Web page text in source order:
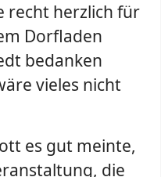
recht herzlich für
Dorfladen
bedanken
vieles nicht
es gut meinte,
die